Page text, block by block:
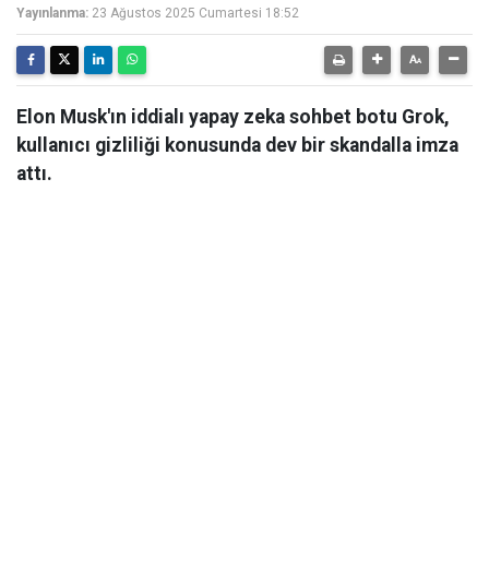
Yayınlanma: 23 Ağustos 2025 Cumartesi 18:52
Elon Musk'ın iddialı yapay zeka sohbet botu Grok,
kullanıcı gizliliği konusunda dev bir skandalla imza
attı.